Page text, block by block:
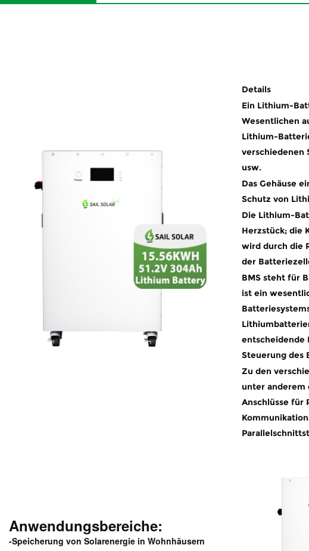
Details
Ein Lithium-
Wesentlichen
Lithium-
verschiedenen
usw.
Das Gehäuse
Schutz von
Die Lithium-
Herzstück; die
wird durch die
der
BMS steht für
ist ein
entscheidende
Steuerung des
Zu den
unter anderem
Anschlüsse für
Anwendungsbereiche:
-Speicherung von Solarenergie in Wohnhäusern